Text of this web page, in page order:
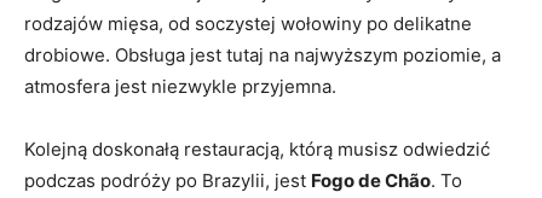
rodzajów mięsa, od soczystej wołowiny po delikatne
⁣drobiowe. Obsługa jest tutaj na‍ najwyższym‌ poziomie, a
atmosfera jest niezwykle przyjemna.
Kolejną ‌doskonałą restauracją, którą musisz odwiedzić ​
podczas podróży po Brazylii, jest Fogo de Chão. To